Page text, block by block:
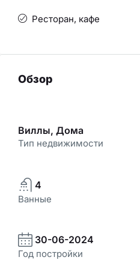
Ресторан, кафе
Обзор
Виллы, Дома
Тип недвижимости
4
Ванные
30-06-2024
Год постройки